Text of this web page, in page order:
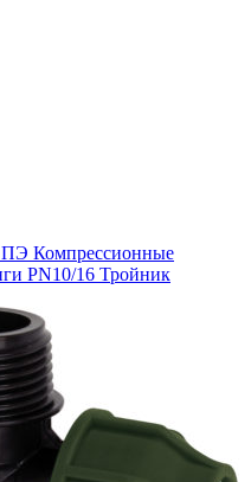
ПЭ Компрессионные
PN10/16 Тройник